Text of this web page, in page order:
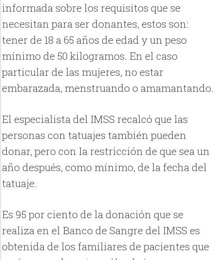
informada sobre los requisitos que se
necesitan para ser donantes, estos son:
tener de 18 a 65 años de edad y un peso
mínimo de 50 kilogramos. En el caso
particular de las mujeres, no estar
embarazada, menstruando o amamantando.
El especialista del IMSS recalcó que las
personas con tatuajes también pueden
donar, pero con la restricción de que sea un
año después, como mínimo, de la fecha del
tatuaje.
Es 95 por ciento de la donación que se
realiza en el Banco de Sangre del IMSS es
obtenida de los familiares de pacientes que